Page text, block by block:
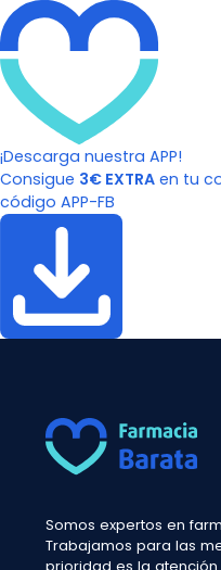
¡Descarga nuestra APP!
Consigue 3€ EXTRA en tu
código APP-FB
Somos expertos en
Trabajamos para las